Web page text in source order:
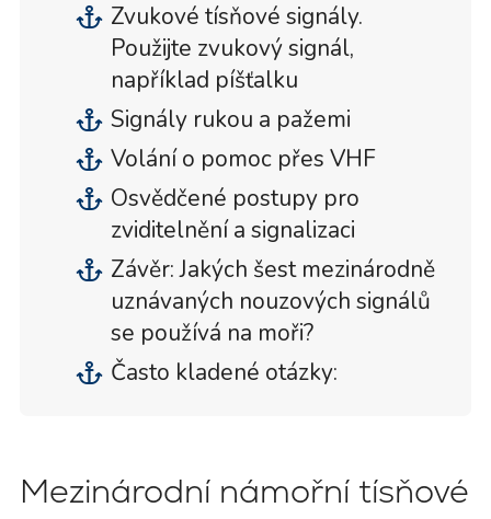
Zvukové tísňové signály.
Použijte zvukový signál,
například píšťalku
Signály rukou a pažemi
Volání o pomoc přes VHF
Osvědčené postupy pro
zviditelnění a signalizaci
Závěr: Jakých šest mezinárodně
uznávaných nouzových signálů
se používá na moři?
Často kladené otázky:
Mezinárodní námořní tísňové